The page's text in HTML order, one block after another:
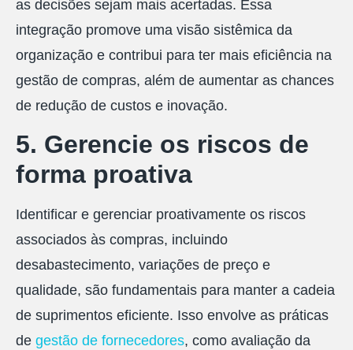
as decisões sejam mais acertadas. Essa
integração promove uma visão sistêmica da
organização e contribui para ter mais eficiência na
gestão de compras, além de aumentar as chances
de redução de custos e inovação.
5. Gerencie os riscos de
forma proativa
Identificar e gerenciar proativamente os riscos
associados às compras, incluindo
desabastecimento, variações de preço e
qualidade, são fundamentais para manter a cadeia
de suprimentos eficiente. Isso envolve as práticas
de gestão de fornecedores, como avaliação da